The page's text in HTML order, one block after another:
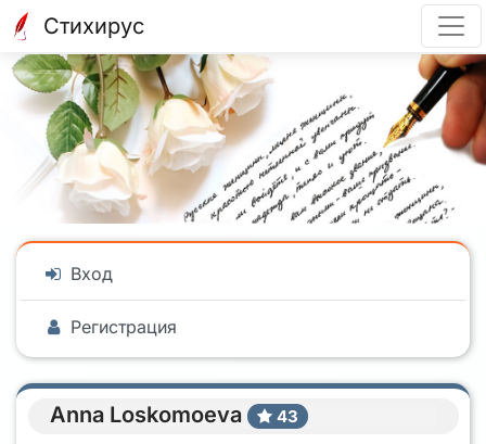
Стихирус
Вход
Регистрация
Anna Loskomoeva 43